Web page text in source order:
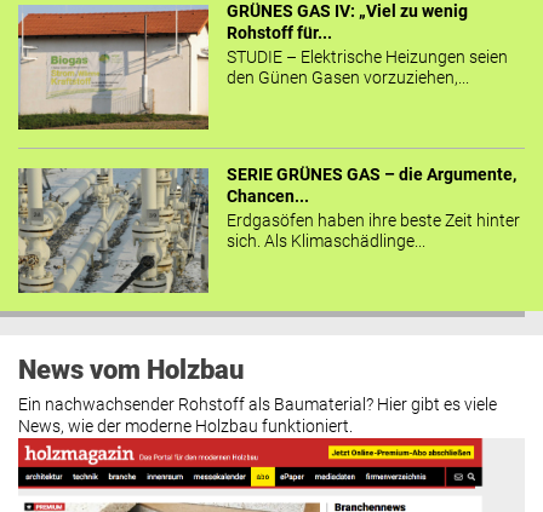
GRÜNES GAS IV: „Viel zu wenig
Rohstoff für...
STUDIE – Elektrische Heizungen seien
den Günen Gasen vorzuziehen,...
SERIE GRÜNES GAS – die Argumente,
Chancen...
Erdgasöfen haben ihre beste Zeit hinter
sich. Als Klimaschädlinge...
News vom Holzbau
Ein nachwachsender Rohstoff als Baumaterial? Hier gibt es viele
News, wie der moderne Holzbau funktioniert.